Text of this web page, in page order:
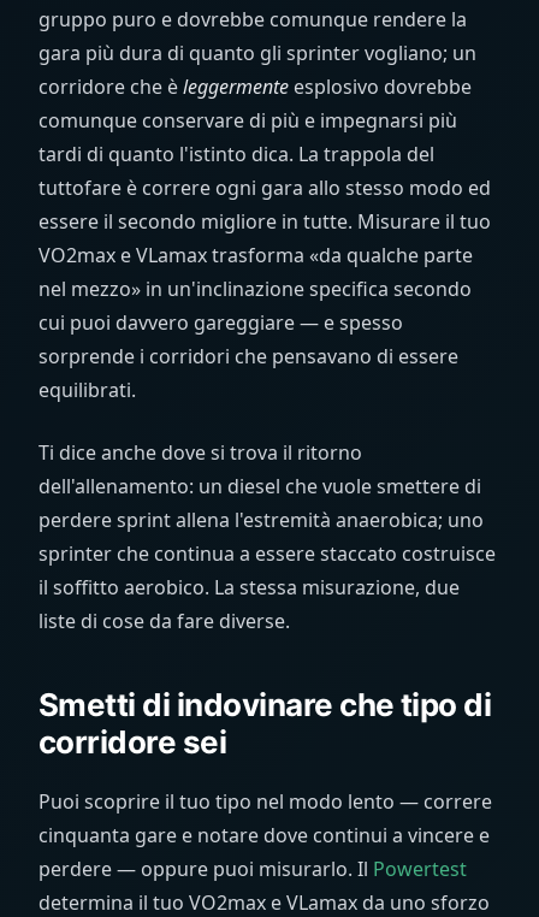
gruppo puro e dovrebbe comunque rendere la
gara più dura di quanto gli sprinter vogliano; un
corridore che èleggermente esplosivo dovrebbe
comunque conservare di più e impegnarsi più
tardi di quanto l'istinto dica. La trappola del
tuttofare è correre ogni gara allo stesso modo ed
essere il secondo migliore in tutte. Misurare il tuo
VO2max e VLamax trasforma «da qualche parte
nel mezzo» in un'inclinazione specifica secondo
cui puoi davvero gareggiare — e spesso
sorprende i corridori che pensavano di essere
equilibrati.
Ti dice anche dove si trova il ritorno
dell'allenamento: un diesel che vuole smettere di
perdere sprint allena l'estremità anaerobica; uno
sprinter che continua a essere staccato costruisce
il soffitto aerobico. La stessa misurazione, due
liste di cose da fare diverse.
Smetti di indovinare che tipo di
corridore sei
Puoi scoprire il tuo tipo nel modo lento — correre
cinquanta gare e notare dove continui a vincere e
perdere — oppure puoi misurarlo. Il Powertest
determina il tuo VO2max e VLamax da uno sforzo